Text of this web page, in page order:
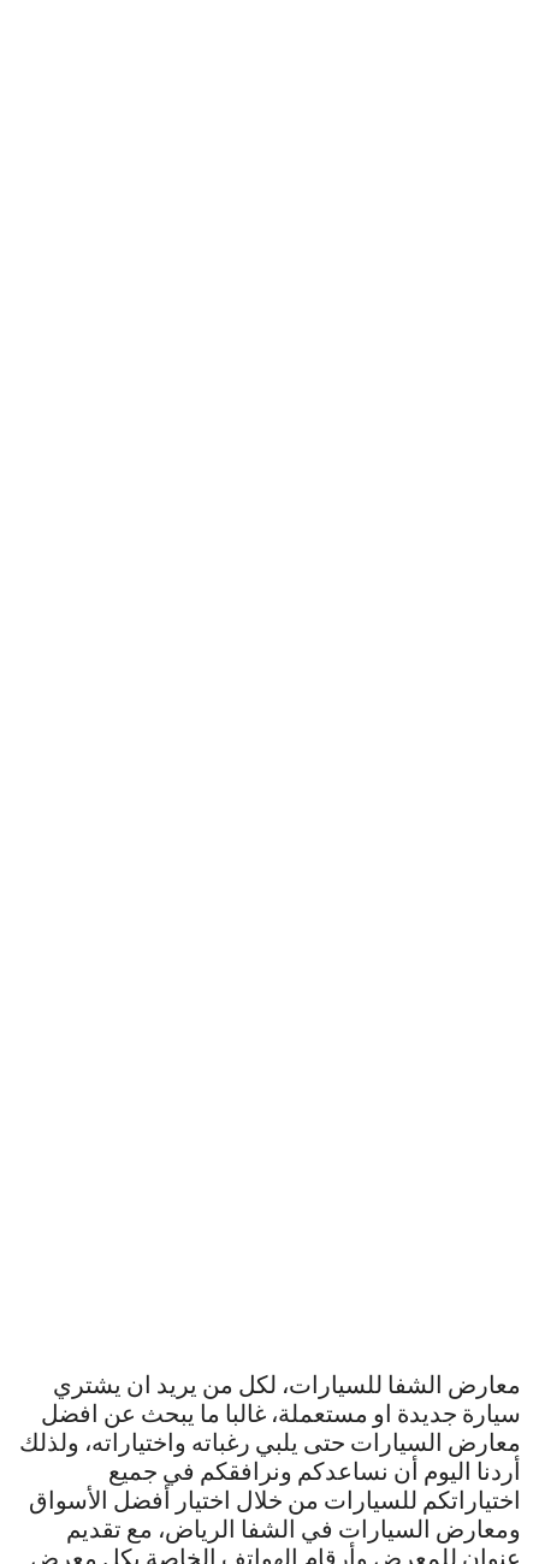
معارض الشفا للسيارات، لكل من يريد ان يشتري
سيارة جديدة او مستعملة، غالبا ما يبحث عن افضل
معارض السيارات حتى يلبي رغباته واختياراته، ولذلك
أردنا اليوم أن نساعدكم ونرافقكم في جميع
اختياراتكم للسيارات من خلال اختيار أفضل الأسواق
ومعارض السيارات في الشفا الرياض، مع تقديم
عنوان للمعرض وأرقام الهواتف الخاصة بكل معرض